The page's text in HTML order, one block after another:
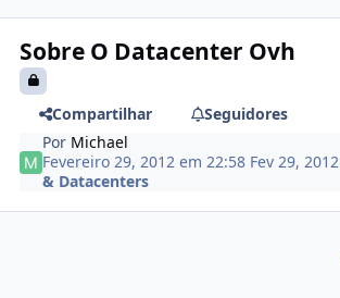
Sobre O Datacenter Ovh
Compartilhar
Seguidores
Por Michael
Fevereiro 29, 2012 em 22:58 Fev 29, 2012
& Datacenters